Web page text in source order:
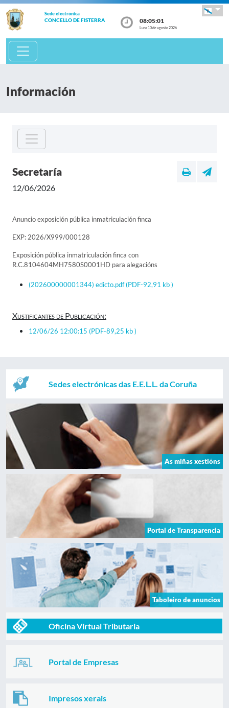
Sede electrónica
CONCELLO DE FISTERRA 08:05:01
Luns 10 de agosto 2026
Información
Secretaría
12/06/2026
Anuncio exposición pública inmatriculación finca
EXP: 2026/X999/000128
Exposición pública inmatriculación finca con
R.C.8104604MH7580S0001HD para alegacións
(202600000001344) edicto.pdf(PDF-92,91 kb )
Xustificantes de Publicación:
12/06/26 12:00:15 (PDF-89,25 kb )
Sedes electrónicas das E.E.L.L. da Coruña
As miñas xestións
Portal de Transparencia
Taboleiro de anuncios
Oficina Virtual Tributaria
Portal de Empresas
Impresos xerais